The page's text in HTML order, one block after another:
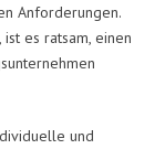
Anforderungen.
es ratsam, einen
und